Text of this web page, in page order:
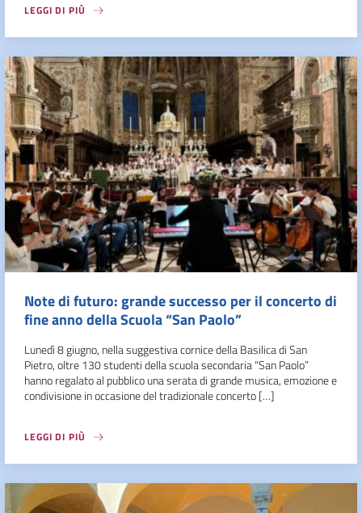
LEGGI DI PIÙ
Note di futuro: grande successo per il concerto di
fine anno della Scuola “San Paolo”
Lunedì 8 giugno, nella suggestiva cornice della Basilica di San
Pietro, oltre 130 studenti della scuola secondaria “San Paolo”
hanno regalato al pubblico una serata di grande musica, emozione e
condivisione in occasione del tradizionale concerto […]
LEGGI DI PIÙ